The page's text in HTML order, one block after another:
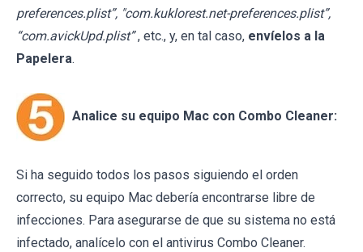
preferences.plist”, "com.kuklorest.net-preferences.plist”,
“com.avickUpd.plist” , etc., y, en tal caso, envíelos a la
Papelera.
Analice su equipo Mac con Combo Cleaner:
Si ha seguido todos los pasos siguiendo el orden
correcto, su equipo Mac debería encontrarse libre de
infecciones. Para asegurarse de que su sistema no está
infectado, analícelo con el antivirus Combo Cleaner.